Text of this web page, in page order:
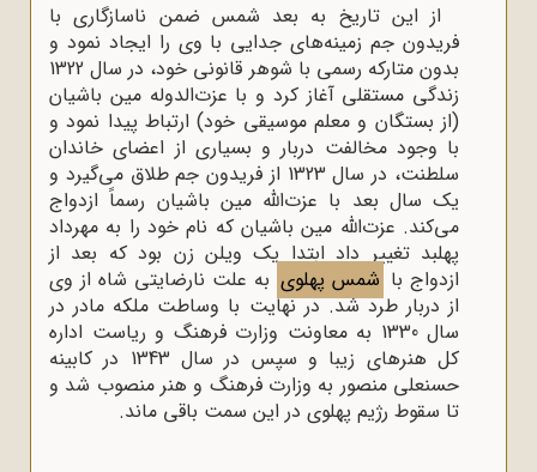
از این تاریخ به بعد شمس ضمن ناسازگاری با
فریدون جم زمینه‌‌های جدایی با وی را ایجاد نمود و
بدون متارکه رسمی با شوهر قانونی خود، در سال 1322
زندگی مستقلی آغاز کرد و با عزت‌الدوله مین باشیان
(از بستگان و معلم موسیقی خود) ارتباط پیدا نمود و
با وجود مخالفت دربار و بسیاری از اعضای خاندان
سلطنت، در سال 1323 از فریدون جم طلاق می‌گیرد و
یک سال بعد با عزت‌الله مین باشیان رسماً ازدواج
می‌کند. عزت‌الله مین باشیان که نام خود را به مهرداد
پهلبد تغییر داد ابتدا یک ویلن‌ زن بود که بعد از
ازدواج با شمس پهلوی به علت نارضایتی شاه از وی
از دربار طرد شد. در نهایت با وساطت ملکه مادر در
سال 1330 به معاونت وزارت فرهنگ و ریاست اداره
کل هنر‌های زیبا و سپس در سال 1343 در کابینه
حسنعلی منصور به وزارت فرهنگ و هنر منصوب شد و
تا سقوط رژیم پهلوی در این سمت باقی ماند.